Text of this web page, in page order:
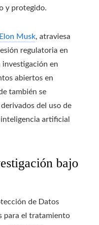
y protegido.
Elon Musk, atraviesa
regulatoria en
en
abiertos en
también se
del uso de
artificial
bajo
de Datos
para el tratamiento